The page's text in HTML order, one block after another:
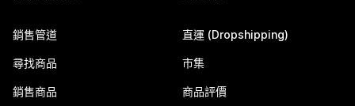
銷售管道
尋找商品
銷售商品
直運 (Dropshipping)
市集
商品評價